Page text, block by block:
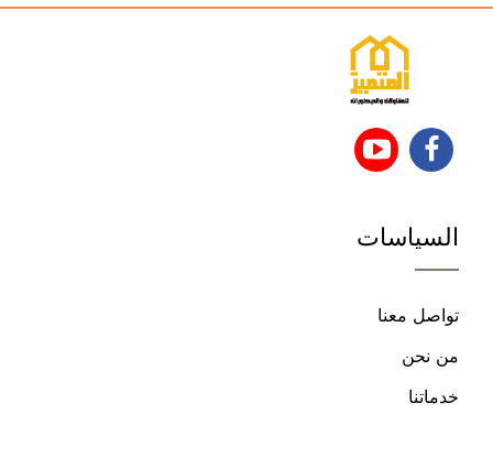
تابعنا
فيسبوك
تابعنا
السياسات
تواصل معنا
من نحن
خدماتنا